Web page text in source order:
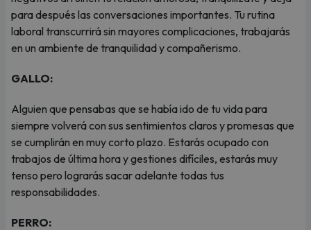
para después las conversaciones importantes. Tu rutina
laboral transcurrirá sin mayores complicaciones, trabajarás
en un ambiente de tranquilidad y compañerismo.
GALLO:
Alguien que pensabas que se había ido de tu vida para
siempre volverá con sus sentimientos claros y promesas que
se cumplirán en muy corto plazo. Estarás ocupado con
trabajos de última hora y gestiones difíciles, estarás muy
tenso pero lograrás sacar adelante todas tus
responsabilidades.
PERRO: